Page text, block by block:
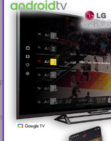
Tuzlanskog kanton …
Sutra pljuskovi i grmljav …